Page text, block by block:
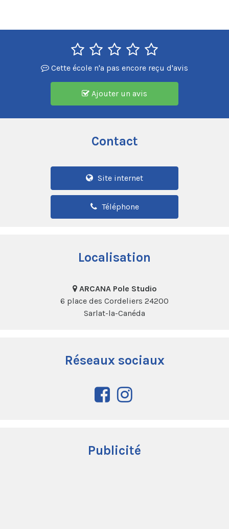
Cette école n'a pas encore reçu d'avis
Ajouter un avis
Contact
Site internet
Téléphone
Localisation
ARCANA Pole Studio
6 place des Cordeliers 24200
Sarlat-la-Canéda
Réseaux sociaux
Publicité